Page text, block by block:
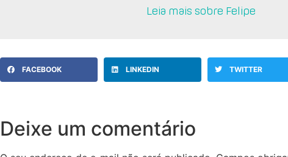
Leia mais sobre Felipe
FACEBOOK LINKEDIN TWITTER
Deixe um comentário